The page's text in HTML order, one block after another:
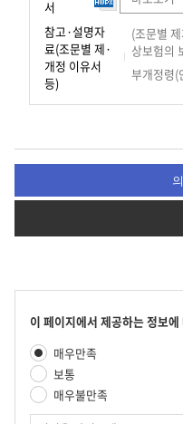
서
참고·설명자
료(조문별 제·
개정 이유서
등)
(조문별
상보험의
부개정령
콘
츠
만
족
도
이 페이지에서 제공하는 정보
만
족
도
평
가
매우만족
보통
매우불만족